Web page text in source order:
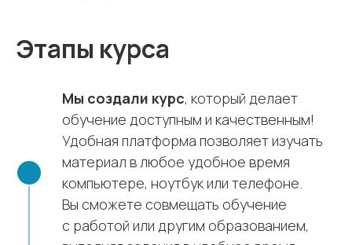
Этапы курса
Мы создали курс, который делает
обучение доступным и качественным!
Удобная платформа позволяет изучать
материал в любое удобное время
компьютере, ноутбук или телефоне.
Вы сможете совмещать обучение
с работой или другим образованием,